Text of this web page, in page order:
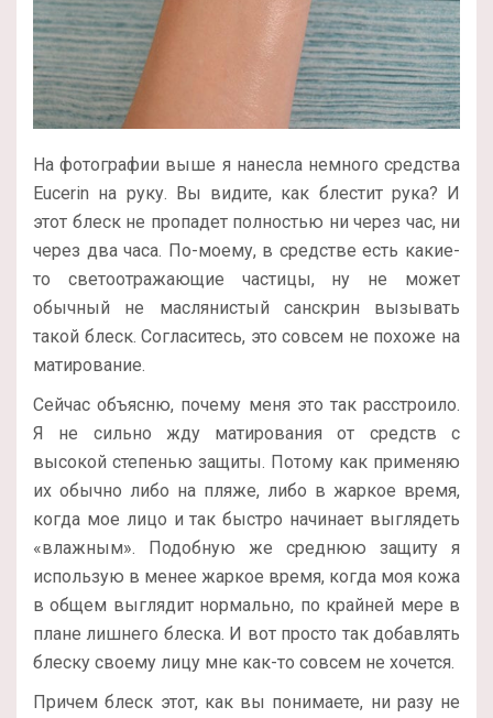
На фотографии выше я нанесла немного средства
Eucerin на руку. Вы видите, как блестит рука? И
этот блеск не пропадет полностью ни через час, ни
через два часа. По-моему, в средстве есть какие-
то светоотражающие частицы, ну не может
обычный не маслянистый санскрин вызывать
такой блеск. Согласитесь, это совсем не похоже на
матирование.
Сейчас объясню, почему меня это так расстроило.
Я не сильно жду матирования от средств с
высокой степенью защиты. Потому как применяю
их обычно либо на пляже, либо в жаркое время,
когда мое лицо и так быстро начинает выглядеть
«влажным». Подобную же среднюю защиту я
использую в менее жаркое время, когда моя кожа
в общем выглядит нормально, по крайней мере в
плане лишнего блеска. И вот просто так добавлять
блеску своему лицу мне как-то совсем не хочется.
Причем блеск этот, как вы понимаете, ни разу не